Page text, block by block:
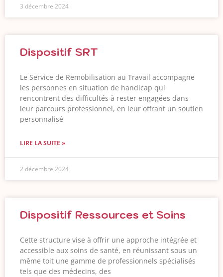
3 décembre 2024
Dispositif SRT
Le Service de Remobilisation au Travail accompagne
les personnes en situation de handicap qui
rencontrent des difficultés à rester engagées dans
leur parcours professionnel, en leur offrant un soutien
personnalisé
LIRE LA SUITE »
2 décembre 2024
Dispositif Ressources et Soins
Cette structure vise à offrir une approche intégrée et
accessible aux soins de santé, en réunissant sous un
même toit une gamme de professionnels spécialisés
tels que des médecins, des